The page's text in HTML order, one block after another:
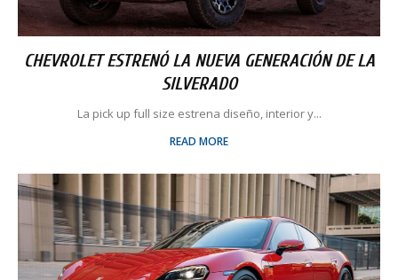
CHEVROLET ESTRENÓ LA NUEVA GENERACIÓN DE LA
SILVERADO
La pick up full size estrena diseño, interior y...
READ MORE